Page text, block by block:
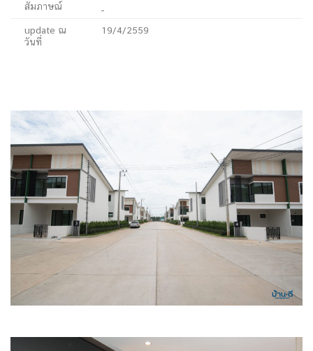
สัมภาษณ์
update ณ
วันที่
19/4/2559